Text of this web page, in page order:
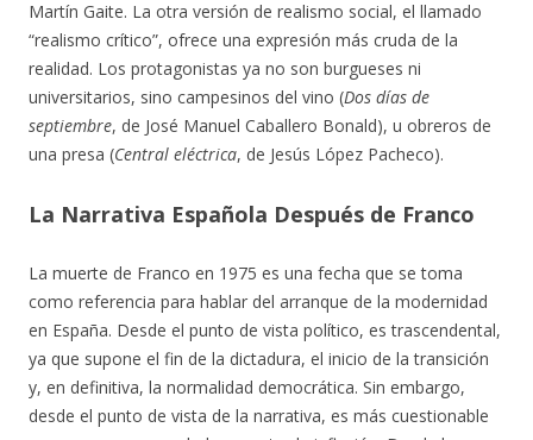
Martín Gaite. La otra versión de realismo social, el llamado
“realismo crítico”, ofrece una expresión más cruda de la
realidad. Los protagonistas ya no son burgueses ni
universitarios, sino campesinos del vino (Dos días de
septiembre, de José Manuel Caballero Bonald), u obreros de
una presa (Central eléctrica, de Jesús López Pacheco).
La Narrativa Española Después de Franco
La muerte de Franco en 1975 es una fecha que se toma
como referencia para hablar del arranque de la modernidad
en España. Desde el punto de vista político, es trascendental,
ya que supone el fin de la dictadura, el inicio de la transición
y, en definitiva, la normalidad democrática. Sin embargo,
desde el punto de vista de la narrativa, es más cuestionable